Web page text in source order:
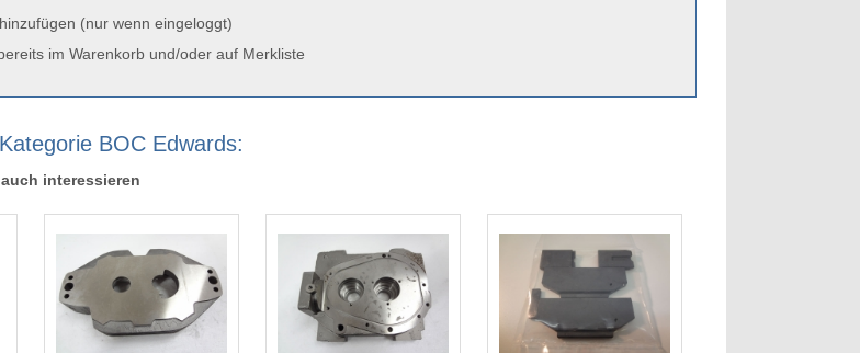
(nur wenn eingeloggt)
im Warenkorb und/oder auf Merkliste
BOC Edwards:
interessieren